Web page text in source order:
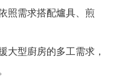
照需求搭配爐具、煎
大型廚房的多工需求，